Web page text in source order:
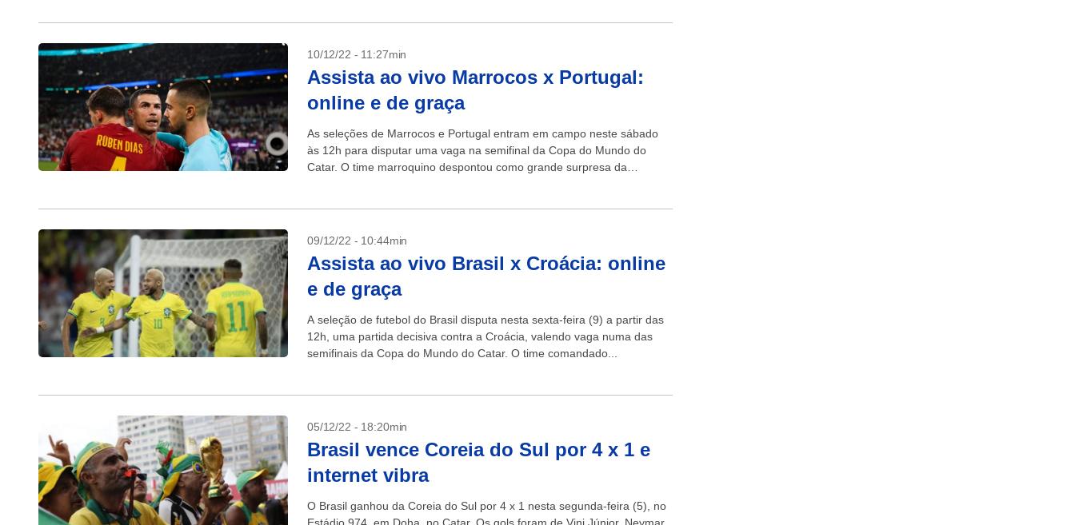
10/12/22 - 11:27min
Assista ao vivo Marrocos x Portugal:
online e de graça
As seleções de Marrocos e Portugal entram em campo neste sábado
às 12h para disputar uma vaga na semifinal da Copa do Mundo do
Catar. O time marroquino despontou como grande surpresa da
09/12/22 - 10:44min
Assista ao vivo Brasil x Croácia: online
e de graça
A seleção de futebol do Brasil disputa nesta sexta-feira (9) a partir das
12h, uma partida decisiva contra a Croácia, valendo vaga numa das
semifinais da Copa do Mundo do Catar. O time comandado...
05/12/22 - 18:20min
Brasil vence Coreia do Sul por 4 x 1 e
internet vibra
O Brasil ganhou da Coreia do Sul por 4 x 1 nesta segunda-feira (5), no